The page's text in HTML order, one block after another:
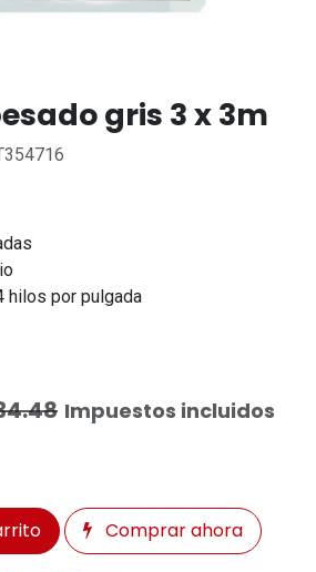
gris 3 x 3m
hilos por pulgada
Impuestos incluidos
Comprar ahora